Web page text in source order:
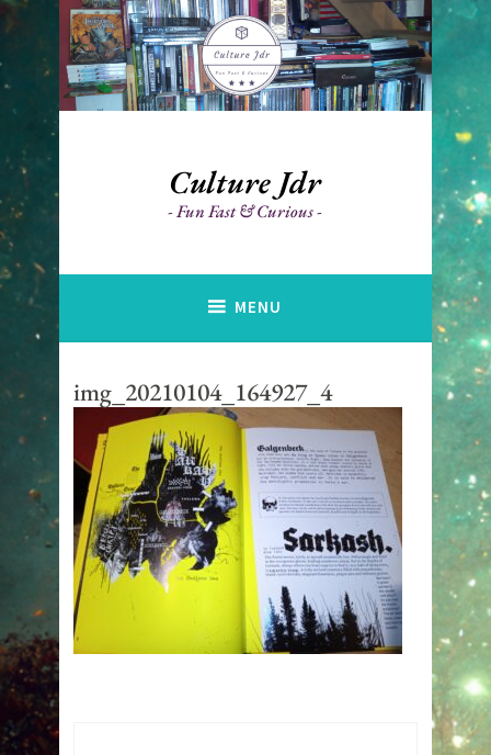
Accéder
au
contenu
principal
Culture Jdr
Fun Fast & Curious
MENU
img_20210104_164927_4